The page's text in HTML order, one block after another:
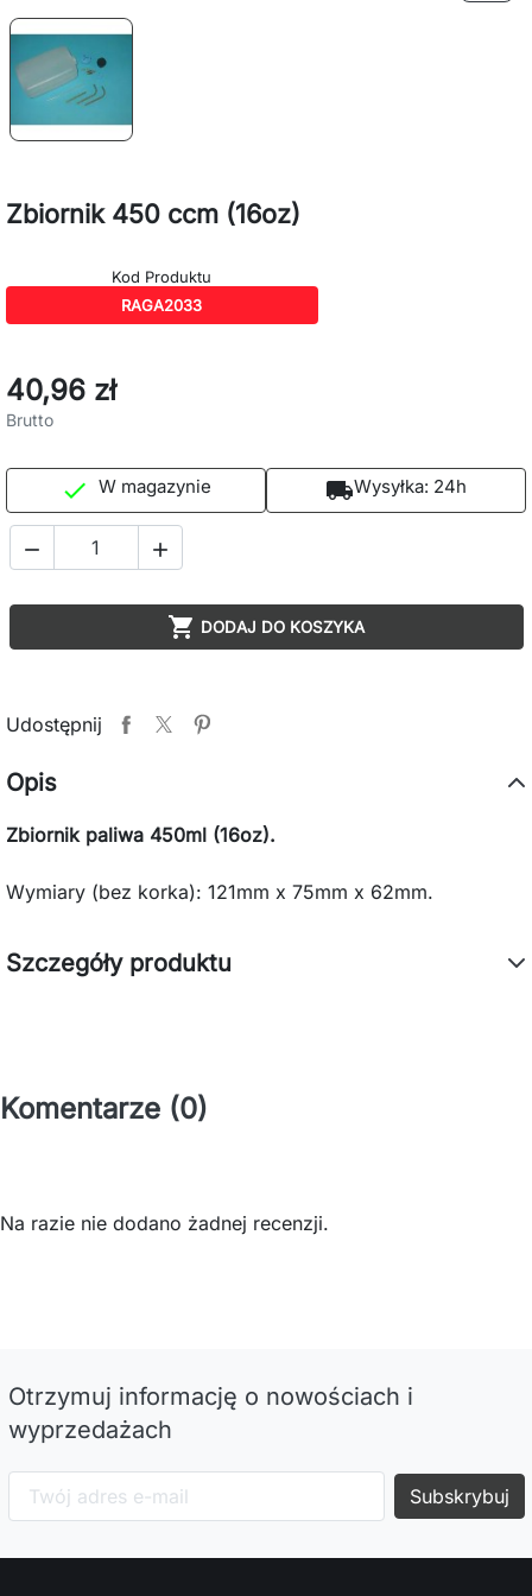
Zbiornik 450 ccm (16oz)
Kod Produktu
RAGA2033
40,96 zł
Brutto
 W magazynie local_shippingWysyłka: 24h
 
 DODAJ DO KOSZYKA
Udostępnij
Opis
Zbiornik paliwa 450ml (16oz).
Wymiary (bez korka): 121mm x 75mm x 62mm.
Szczegóły produktu
Komentarze (0)
Na razie nie dodano żadnej recenzji.
Otrzymuj informację o nowościach i
wyprzedażach